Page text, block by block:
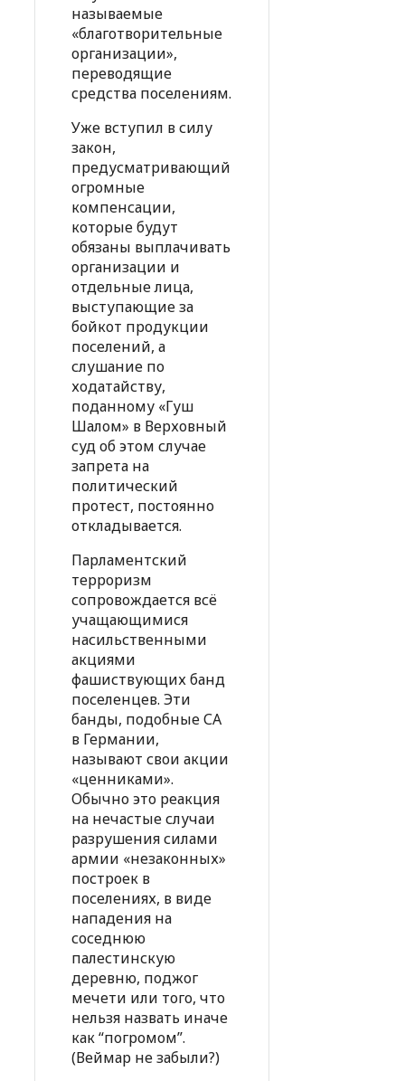
называемые
«благотворительные
организации»,
переводящие
средства поселениям.
Уже вступил в силу
закон,
предусматривающий
огромные
компенсации,
которые будут
обязаны выплачивать
организации и
отдельные лица,
выступающие за
бойкот продукции
поселений, а
слушание по
ходатайству,
поданному «Гуш
Шалом» в Верховный
суд об этом случае
запрета на
политический
протест, постоянно
откладывается.
Парламентский
терроризм
сопровождается всё
учащающимися
насильственными
акциями
фашиствующих банд
поселенцев. Эти
банды, подобные СА
в Германии,
называют свои акции
«ценниками».
Обычно это реакция
на нечастые случаи
разрушения силами
армии «незаконных»
построек в
поселениях, в виде
нападения на
соседнюю
палестинскую
деревню, поджог
мечети или того, что
нельзя назвать иначе
как “погромом”.
(Веймар не забыли?)